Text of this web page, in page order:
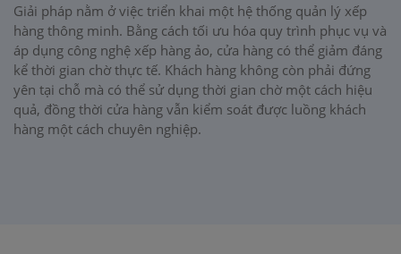
Giải pháp nằm ở việc triển khai một hệ thống quản lý xếp
hàng thông minh. Bằng cách tối ưu hóa quy trình phục vụ và
áp dụng công nghệ xếp hàng ảo, cửa hàng có thể giảm đáng
kể thời gian chờ thực tế. Khách hàng không còn phải đứng
yên tại chỗ mà có thể sử dụng thời gian chờ một cách hiệu
quả, đồng thời cửa hàng vẫn kiểm soát được luồng khách
hàng một cách chuyên nghiệp.